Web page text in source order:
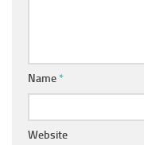
Name*
Website